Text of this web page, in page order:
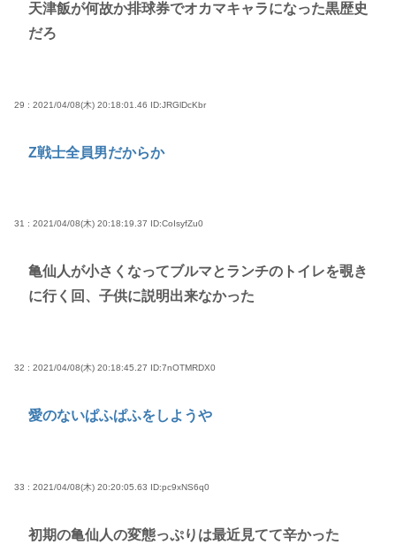
天津飯が何故か排球券でオカマキャラになった黒歴史
だろ
29 : 2021/04/08(木) 20:18:01.46 ID:JRGlDcKbr
Z戦士全員男だからか
31 : 2021/04/08(木) 20:18:19.37 ID:CoIsyfZu0
亀仙人が小さくなってブルマとランチのトイレを覗き
に行く回、子供に説明出来なかった
32 : 2021/04/08(木) 20:18:45.27 ID:7nOTMRDX0
愛のないぱふぱふをしようや
33 : 2021/04/08(木) 20:20:05.63 ID:pc9xNS6q0
初期の亀仙人の変態っぷりは最近見てて辛かった